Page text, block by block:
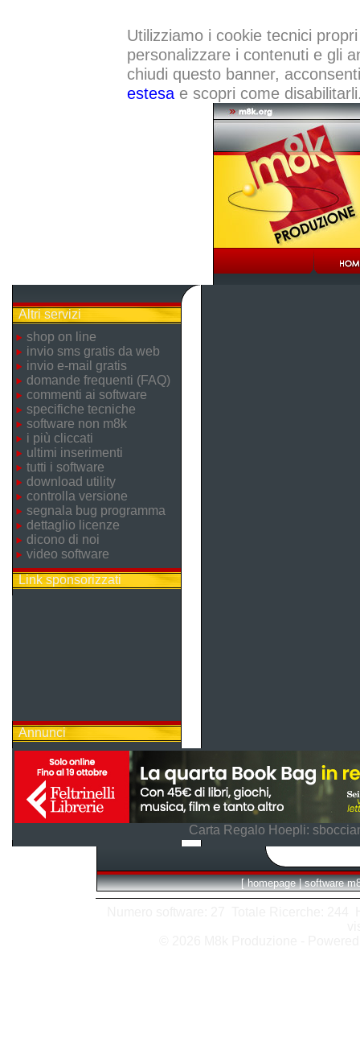
Utilizziamo i cookie tecnici
personalizzare i contenuti e gli
chiudi questo banner,
estesae scopri come
Altri servizi
shop on line
invio sms gratis da web
invio e-mail gratis
domande frequenti (FAQ)
commenti ai software
specifiche tecniche
software non m8k
i più cliccati
ultimi inserimenti
tutti i software
download utility
controlla versione
segnala bug programma
dettaglio licenze
dicono di noi
video software
Link sponsorizzati
Annunci
Carta Regalo Hoepli:
[ homepage | software